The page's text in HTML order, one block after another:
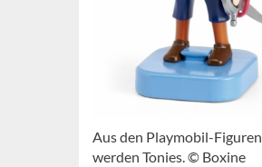
Aus den Playmobil-Figuren
werden Tonies. © Boxine